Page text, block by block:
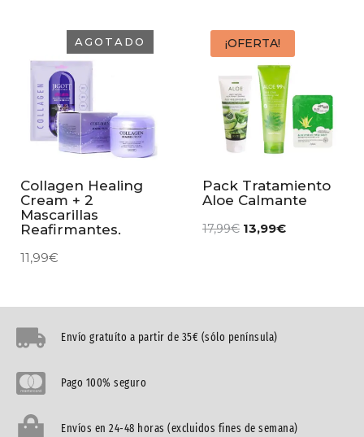
AGOTADO
Collagen Healing
Cream + 2
Mascarillas
Reafirmantes.
11,99€
¡OFERTA!
Pack Tratamiento
Aloe Calmante
17,99€ 13,99€
Envío gratuíto a partir de 35€ (sólo península)
Pago 100% seguro
Envíos en 24-48 horas (excluidos fines de semana)